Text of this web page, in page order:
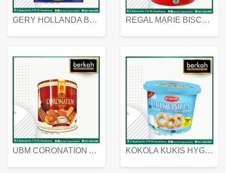
GERY HOLLANDA BUTTER COOKIES 450 GRAM REGAL MARIE BISCUIT KALENG 550 GRAM
UBM CORONATION ASSORTED BISKUIT KALENG 450 GRAM KOKOLA KUKIS HYGIENIC MILK VANILLA PACK 320 GR